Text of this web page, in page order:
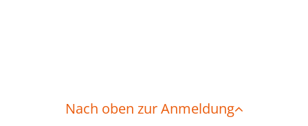
Nach oben zur Anmeldung